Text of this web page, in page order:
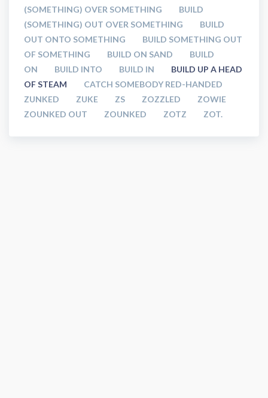
(SOMETHING) OVER SOMETHING
BUILD
(SOMETHING) OUT OVER SOMETHING
BUILD
OUT ONTO SOMETHING
BUILD SOMETHING OUT
OF SOMETHING
BUILD ON SAND
BUILD
ON
BUILD INTO BUILD IN
BUILD UP A HEAD
OF STEAM
CATCH SOMEBODY RED-HANDED
ZUNKED
ZUKE ZS ZOZZLED
ZOWIE
ZOUNKED OUT
ZOUNKED ZOTZ ZOT.